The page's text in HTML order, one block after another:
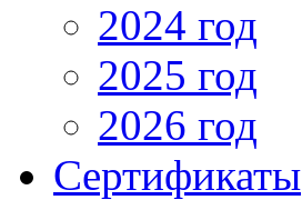
2024 год
2025 год
2026 год
Сертификаты